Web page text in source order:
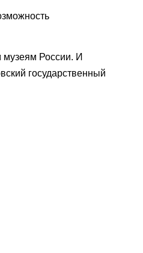
музеям России. И
государственный